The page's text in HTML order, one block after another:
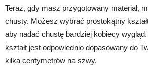
Teraz, gdy masz przygotowany materiał,
chusty. Możesz wybrać prostokątny
aby nadać chustę bardziej kobiecy
kształt jest odpowiednio dopasowany do
kilka centymetrów na szwy.